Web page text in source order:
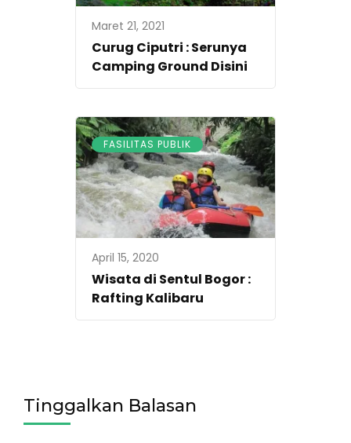
Maret 21, 2021
Curug Ciputri : Serunya
Camping Ground Disini
FASILITAS PUBLIK
April 15, 2020
Wisata di Sentul Bogor :
Rafting Kalibaru
Tinggalkan Balasan